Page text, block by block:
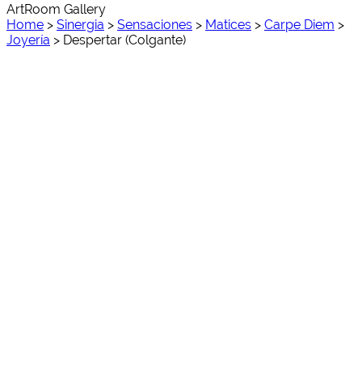
ArtRoom Gallery
Home > Sinergia > Sensaciones > Matices > Carpe Diem >
Joyería > Despertar (Colgante)